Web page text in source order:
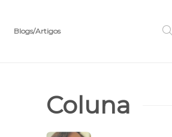
Blogs/Artigos
Coluna